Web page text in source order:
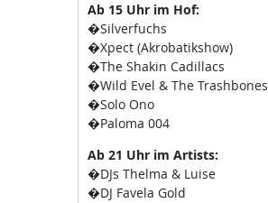
Ab 15 Uhr im Hof:
�Silverfuchs
�Xpect (Akrobatikshow)
�The Shakin Cadillacs
�Wild Evel & The Trashbones
�Solo Ono
�Paloma 004
Ab 21 Uhr im Artists:
�DJs Thelma & Luise
�DJ Favela Gold